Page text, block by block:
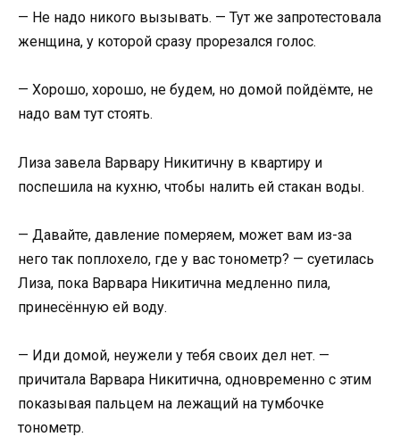
— Не надо никого вызывать. — Тут же запротестовала
женщина, у которой сразу прорезался голос.
— Хорошо, хорошо, не будем, но домой пойдёмте, не
надо вам тут стоять.
Лиза завела Варвару Никитичну в квартиру и
поспешила на кухню, чтобы налить ей стакан воды.
— Давайте, давление померяем, может вам из-за
него так поплохело, где у вас тонометр? — суетилась
Лиза, пока Варвара Никитична медленно пила,
принесённую ей воду.
— Иди домой, неужели у тебя своих дел нет. —
причитала Варвара Никитична, одновременно с этим
показывая пальцем на лежащий на тумбочке
тонометр.